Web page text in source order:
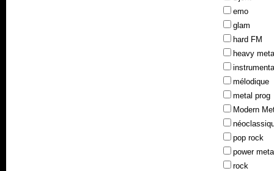
emo
glam
hard FM
heavy
mélodique
metal prog
Modern
pop rock
power
rock